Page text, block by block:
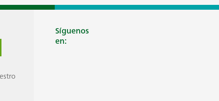
Síguenos
en: